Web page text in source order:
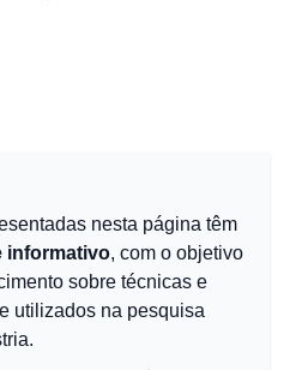
nesta página têm
informativo, com o objetivo
sobre técnicas e
utilizados na pesquisa